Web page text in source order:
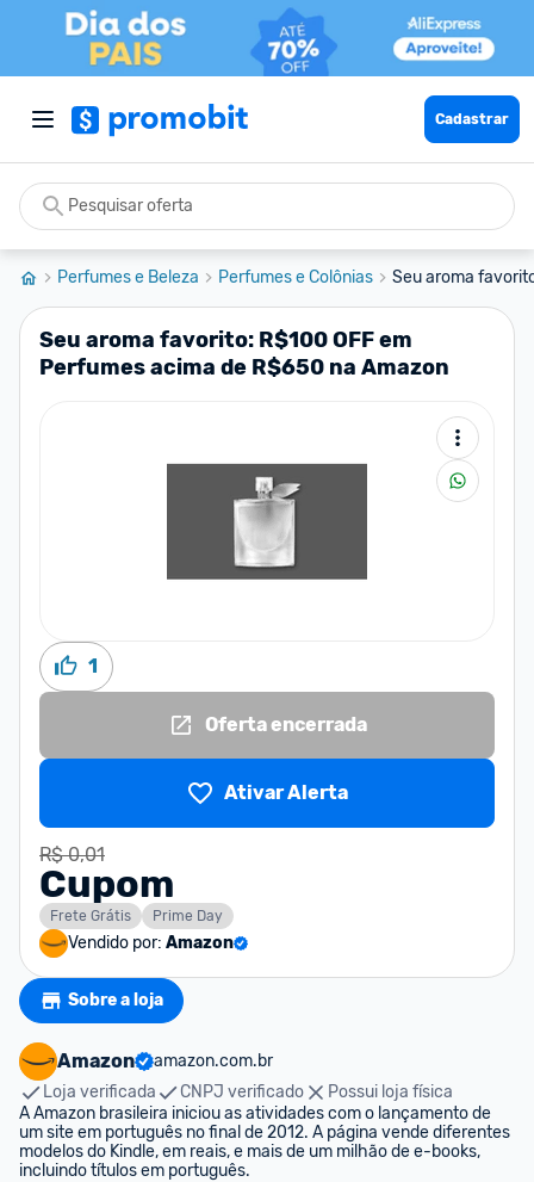
Cadastrar
Perfumes e Beleza Perfumes e Colônias Seu aroma
Seu aroma favorito: R$100 OFF em
Perfumes acima de R$650 na Amazon
1
Oferta encerrada
Ativar Alerta
R$ 0,01
Cupom
Frete Grátis Prime Day
Vendido por: Amazon
Sobre a loja
Amazon
amazon.com.br
Loja verificada
CNPJ verificado
Possui loja física
A Amazon brasileira iniciou as atividades com o lançamento de
um site em português no final de 2012. A página vende diferentes
modelos do Kindle, em reais, e mais de um milhão de e-books,
incluindo títulos em português.